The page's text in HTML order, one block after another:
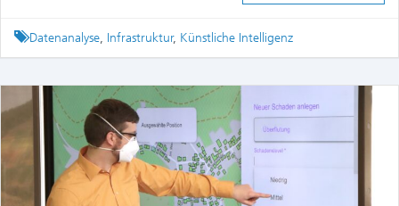
Tagged
Datenanalyse, Infrastruktur, Künstliche Intelligenz